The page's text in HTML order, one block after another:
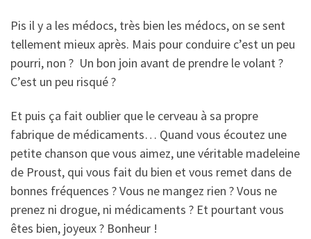
Pis il y a les médocs, très bien les médocs, on se sent
tellement mieux après. Mais pour conduire c’est un peu
pourri, non ? Un bon join avant de prendre le volant ?
C’est un peu risqué ?
Et puis ça fait oublier que le cerveau à sa propre
fabrique de médicaments… Quand vous écoutez une
petite chanson que vous aimez, une véritable madeleine
de Proust, qui vous fait du bien et vous remet dans de
bonnes fréquences ? Vous ne mangez rien ? Vous ne
prenez ni drogue, ni médicaments ? Et pourtant vous
êtes bien, joyeux ? Bonheur !